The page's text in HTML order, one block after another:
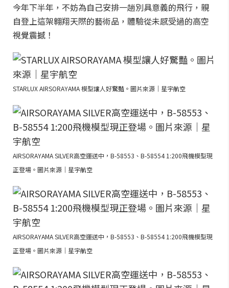
今年下半年，不妨為自己安排一趟別具意義的飛行，親
自登上這架翱翔天際的藝術品，體驗從未感受過的高空
視覺震撼！
STARLUX AIRSORAYAMA 模型讓人好驚豔。圖片來源｜星宇航空
AIRSORAYAMA SILVER高空運送中，B-58553、B-58554 1:200飛機模型現
正登場。圖片來源｜星宇航空
AIRSORAYAMA SILVER高空運送中，B-58553、B-58554 1:200飛機模型現
正登場。圖片來源｜星宇航空